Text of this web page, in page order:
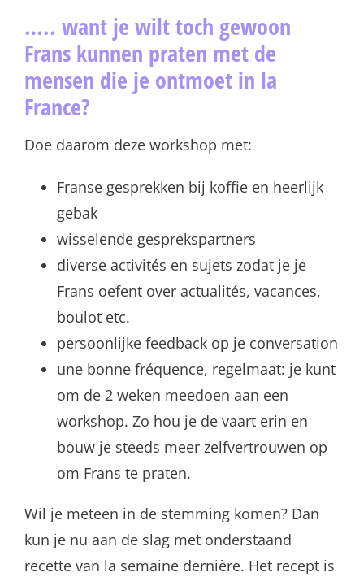
….. want je wilt toch gewoon
Frans kunnen praten met de
mensen die je ontmoet in la
France?
Doe daarom deze workshop met:
Franse gesprekken bij koffie en heerlijk
gebak
wisselende gesprekspartners
diverse activités en sujets zodat je je
Frans oefent over actualités, vacances,
boulot etc.
persoonlijke feedback op je conversation
une bonne fréquence, regelmaat: je kunt
om de 2 weken meedoen aan een
workshop. Zo hou je de vaart erin en
bouw je steeds meer zelfvertrouwen op
om Frans te praten.
Wil je meteen in de stemming komen? Dan
kun je nu aan de slag met onderstaand
recette van la semaine dernière. Het recept is